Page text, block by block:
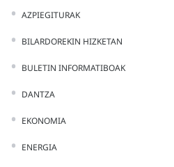
AZPIEGITURAK
BILARDOREKIN HIZKETAN
BULETIN INFORMATIBOAK
DANTZA
EKONOMIA
ENERGIA